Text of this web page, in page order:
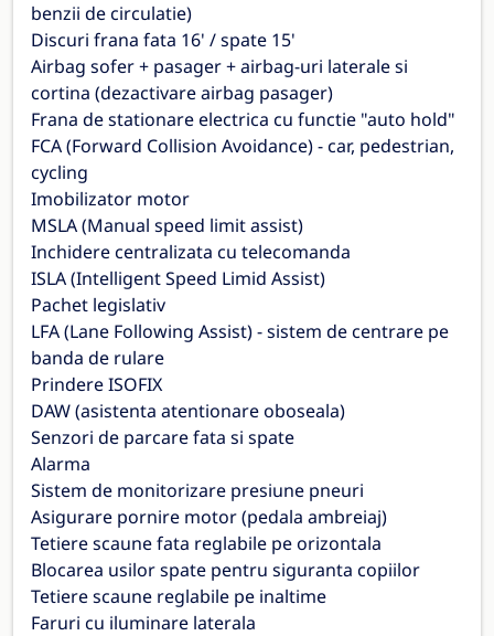
benzii de circulatie)
Discuri frana fata 16' / spate 15'
Airbag sofer + pasager + airbag-uri laterale si
cortina (dezactivare airbag pasager)
Frana de stationare electrica cu functie "auto hold"
FCA (Forward Collision Avoidance) - car, pedestrian,
cycling
Imobilizator motor
MSLA (Manual speed limit assist)
Inchidere centralizata cu telecomanda
ISLA (Intelligent Speed Limid Assist)
Pachet legislativ
LFA (Lane Following Assist) - sistem de centrare pe
banda de rulare
Prindere ISOFIX
DAW (asistenta atentionare oboseala)
Senzori de parcare fata si spate
Alarma
Sistem de monitorizare presiune pneuri
Asigurare pornire motor (pedala ambreiaj)
Tetiere scaune fata reglabile pe orizontala
Blocarea usilor spate pentru siguranta copiilor
Tetiere scaune reglabile pe inaltime
Faruri cu iluminare laterala